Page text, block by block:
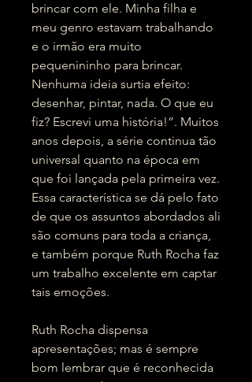
brincar com ele. Minha filha e
meu genro estavam trabalhando
e o irmão era muito
pequenininho para brincar.
Nenhuma ideia surtia efeito:
desenhar, pintar, nada. O que eu
fiz? Escrevi uma história!”. Muitos
anos depois, a série continua tão
universal quanto na época em
que foi lançada pela primeira vez.
Essa característica se dá pelo fato
de que os assuntos abordados ali
são comuns para toda a criança,
e também porque Ruth Rocha faz
um trabalho excelente em captar
tais emoções.
Ruth Rocha dispensa
apresentações; mas é sempre
bom lembrar que é reconhecida